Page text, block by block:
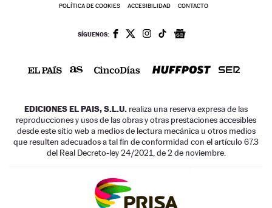
POLÍTICA DE COOKIES ACCESIBILIDAD CONTACTO
SÍGUENOS:
EDICIONES EL PAIS, S.L.U. realiza una reserva expresa de las
reproducciones y usos de las obras y otras prestaciones accesibles
desde este sitio web a medios de lectura mecánica u otros medios
que resulten adecuados a tal fin de conformidad con el artículo 67.3
del Real Decreto-ley 24/2021, de 2 de noviembre.